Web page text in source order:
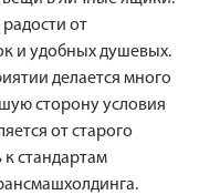
от
и удобных душевых.
делается много
сторону условия
от старого
стандартам